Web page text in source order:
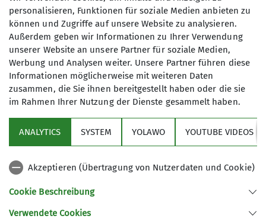
ausgebildeten Tourenleiterinnen und
Tourenleitern geführt. Detaillierte
Informationen zu den einzelnen
Touren finden Sie im aktuellen
Tourenprogramm.
Die ausgeschriebene Kondition und
die erforderlichen Fähigkeiten sollten
unbedingt beachtet werden, da sonst
im Zweifel die gesamte Gruppe zur
in der Regel direkt über
vorab über die Tourenleiter.
abgerechnet)
Auf die Teilnahmebedingungen der Sektion
Biberach wird hingewiesen!
Sektion
Aktuelles
personalisieren, Funktionen für soziale Medien anbieten zu
können und Zugriffe auf unsere Website zu analysieren.
Außerdem geben wir Informationen zu Ihrer Verwendung
unserer Website an unsere Partner für soziale Medien,
Werbung und Analysen weiter. Unsere Partner führen diese
Informationen möglicherweise mit weiteren Daten
zusammen, die Sie ihnen bereitgestellt haben oder die sie
im Rahmen Ihrer Nutzung der Dienste gesammelt haben.
ANALYTICS SYSTEM YOLAWO YOUTUBE VIDEOS
Akzeptieren (Übertragung von Nutzerdaten und Cookie)
Cookie Beschreibung
Verwendete Cookies